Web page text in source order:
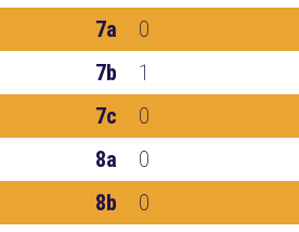
7a
0
7b
1
7c
0
8a
0
8b
0